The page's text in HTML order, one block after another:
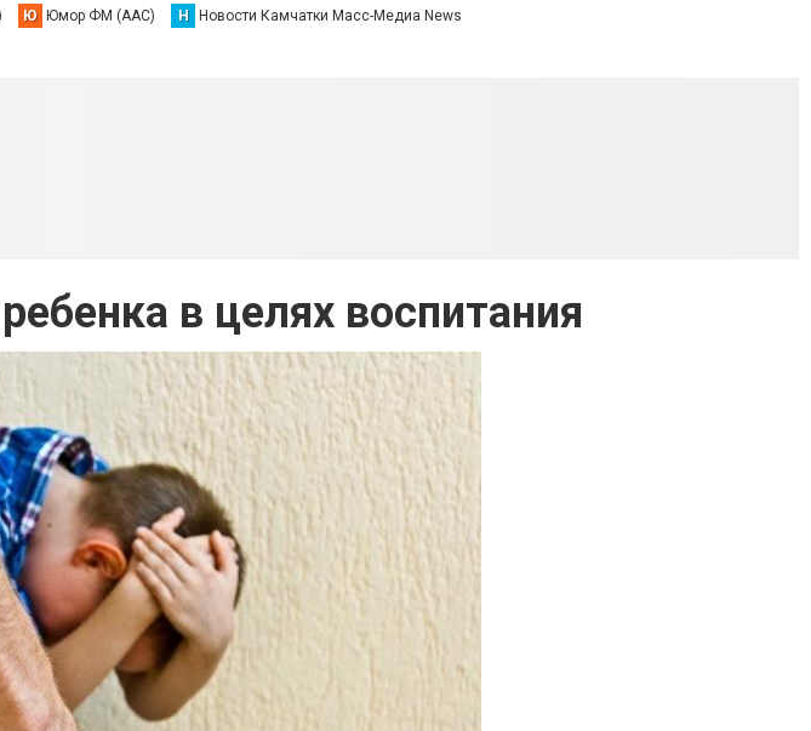
Ю Юмор ФМ (AAC) Н Новости Камчатки Масс-Медиа News
в целях воспитания